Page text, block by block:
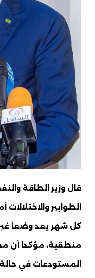
قال وزير الطاقة
الطوابير
كل شهر يعد وضعا
منطقية، مؤكدا أن
المستودعات في